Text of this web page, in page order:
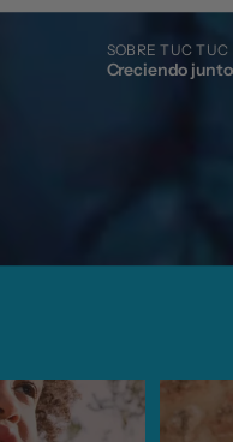
SOBRE TUC TUC
Creciendo